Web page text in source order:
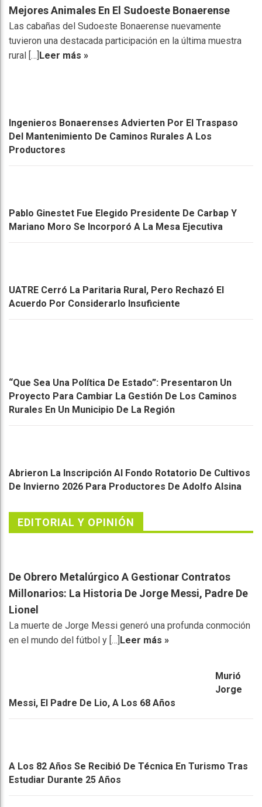
Mejores Animales En El Sudoeste Bonaerense
Las cabañas del Sudoeste Bonaerense nuevamente
tuvieron una destacada participación en la última muestra
rural […]Leer más »
Ingenieros Bonaerenses Advierten Por El Traspaso
Del Mantenimiento De Caminos Rurales A Los
Productores
Pablo Ginestet Fue Elegido Presidente De Carbap Y
Mariano Moro Se Incorporó A La Mesa Ejecutiva
UATRE Cerró La Paritaria Rural, Pero Rechazó El
Acuerdo Por Considerarlo Insuficiente
“Que Sea Una Política De Estado”: Presentaron Un
Proyecto Para Cambiar La Gestión De Los Caminos
Rurales En Un Municipio De La Región
Abrieron La Inscripción Al Fondo Rotatorio De Cultivos
De Invierno 2026 Para Productores De Adolfo Alsina
EDITORIAL Y OPINIÓN
De Obrero Metalúrgico A Gestionar Contratos
Millonarios: La Historia De Jorge Messi, Padre De
Lionel
La muerte de Jorge Messi generó una profunda conmoción
en el mundo del fútbol y […]Leer más »
Murió
Jorge
Messi, El Padre De Lio, A Los 68 Años
A Los 82 Años Se Recibió De Técnica En Turismo Tras
Estudiar Durante 25 Años